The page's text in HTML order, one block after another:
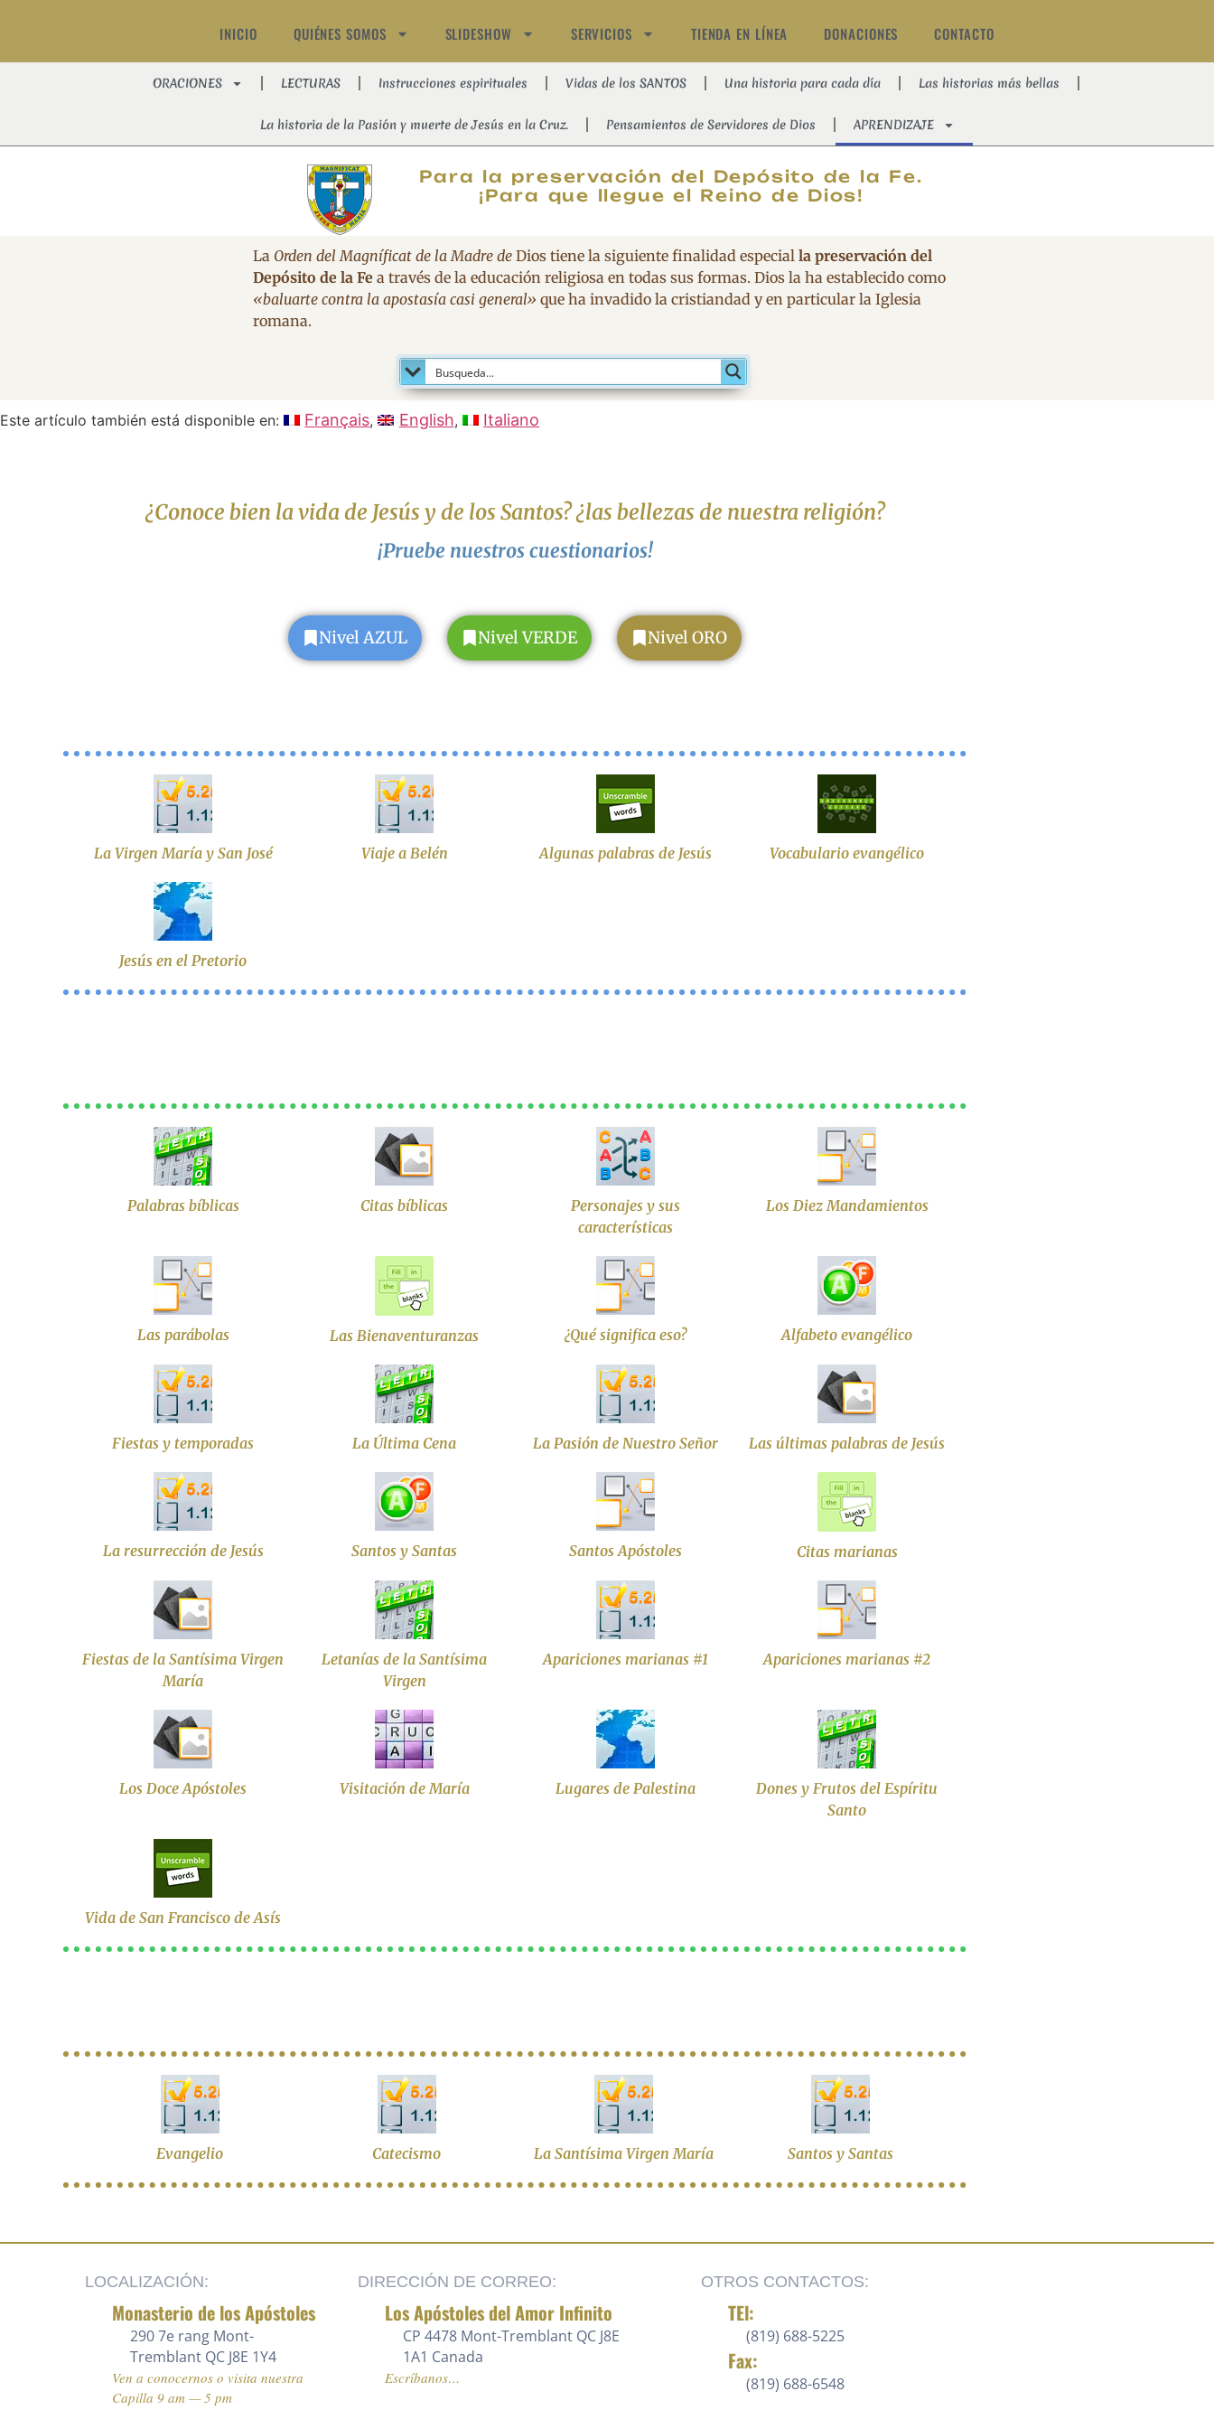
INICIO QUIÉNES SOMOS SLIDESHOW SERVICIOS TIENDA EN LÍNEA DONACIONES CONTACTO
ORACIONES LECTURAS Instrucciones espirituales Vidas de los SANTOS Una historia para cada día Las historias más bellas
La historia de la Pasión y muerte de Jesús en la Cruz. Pensamientos de Servidores de Dios APRENDIZAJE
Para la preservación del Depósito de la Fe.
¡Para que llegue el Reino de Dios!
MAGNIFICAT
La Orden del Magníficat de la Madre de Dios tiene la siguiente finalidad especial la preservación del
Depósito de la Fe a través de la educación religiosa en todas sus formas. Dios la ha establecido como
«baluarte contra la apostasía casi general» que ha invadido la cristiandad y en particular la Iglesia
romana.
Este artículo también está disponible en: Français English Italiano
¿Conoce bien la vida de Jesús y de los Santos? ¿las bellezas de nuestra religión?
¡Pruebe nuestros cuestionarios!
Nivel AZUL Nivel VERDE Nivel ORO
La Virgen María y San José Viaje a Belén Algunas palabras de Jesús Vocabulario evangélico
Jesús en el Pretorio
Palabras bíblicas Citas bíblicas
Personajes y sus
características
Los Diez Mandamientos
Las parábolas Las Bienaventuranzas ¿Qué significa eso? Alfabeto evangélico
Fiestas y temporadas La Última Cena La Pasión de Nuestro Señor Las últimas palabras de Jesús
La resurrección de Jesús Santos y Santas Santos Apóstoles Citas marianas
Fiestas de la Santísima Virgen
María
Letanías de la Santísima
Virgen
Apariciones marianas #1 Apariciones marianas #2
Los Doce Apóstoles Visitación de María Lugares de Palestina
Dones y Frutos del Espíritu
Santo
Vida de San Francisco de Asís
Evangelio Catecismo La Santísima Virgen María Santos y Santas
LOCALIZACIÓN:
Monasterio de los Apóstoles
290 7e rang Mont-
Tremblant QC J8E 1Y4
Ven a conocernos o visita nuestra
Capilla 9 am — 5 pm
DIRECCIÓN DE CORREO:
Los Apóstoles del Amor Infinito
CP 4478 Mont-Tremblant QC J8E
1A1 Canada
Escríbanos…
OTROS CONTACTOS:
TEl:
(819) 688-5225 ‍
Fax:
(819) 688-6548